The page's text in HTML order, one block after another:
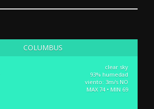
COLUMBUS
clear sky
93% humedad
viento: 3m/s NO
MAX 74 • MIN 69